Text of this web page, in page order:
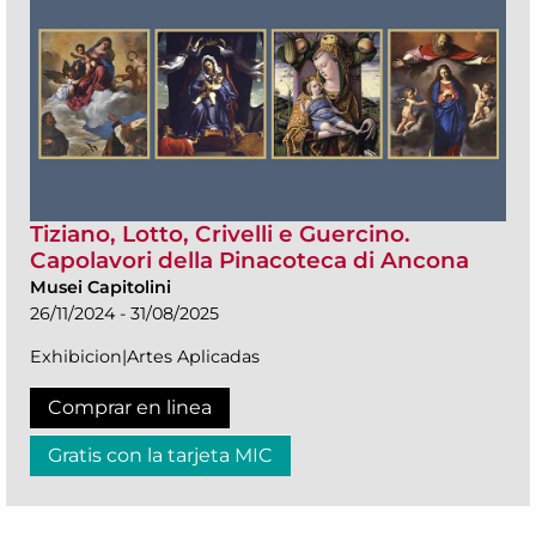
Tiziano, Lotto, Crivelli e Guercino.
Capolavori della Pinacoteca di Ancona
Musei Capitolini
26/11/2024 - 31/08/2025
Exhibicion|Artes Aplicadas
Comprar en linea
Gratis con la tarjeta MIC